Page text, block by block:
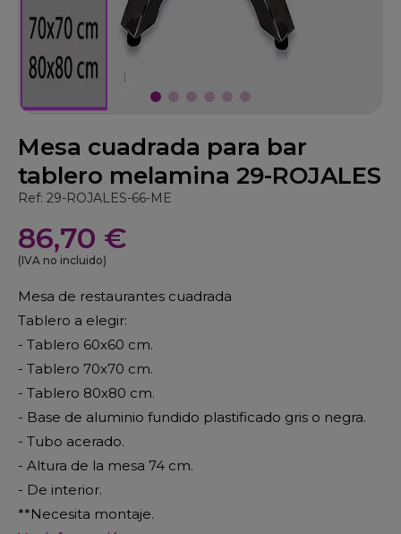
Mesa cuadrada para bar
tablero melamina 29-ROJALES
Ref: 29-ROJALES-66-ME
86,70 €
(IVA no incluido)
Mesa de restaurantes cuadrada
Tablero a elegir:
- Tablero 60x60 cm.
- Tablero 70x70 cm.
- Tablero 80x80 cm.
- Base de aluminio fundido plastificado gris o negra.
- Tubo acerado.
- Altura de la mesa 74 cm.
- De interior.
**Necesita montaje.